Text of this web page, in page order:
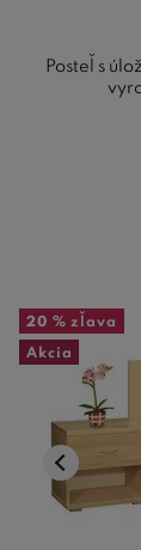
Posteľ s
20 % zľava
Akcia